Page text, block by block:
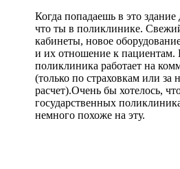
Когда попадаешь в это
что ты в поликлинике.
кабинеты, новое
и их отношение к пациентам.
поликлиника работает на
(только по страховкам или за
расчет).Очень бы хотелось,
государственных
немного похоже на эту.